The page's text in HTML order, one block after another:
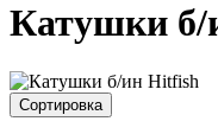
Катушки
Сортировка